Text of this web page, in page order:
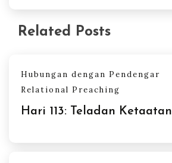
Related Posts
Hubungan dengan Pendengar
Relational Preaching
Hari 113: Teladan Ketaatan